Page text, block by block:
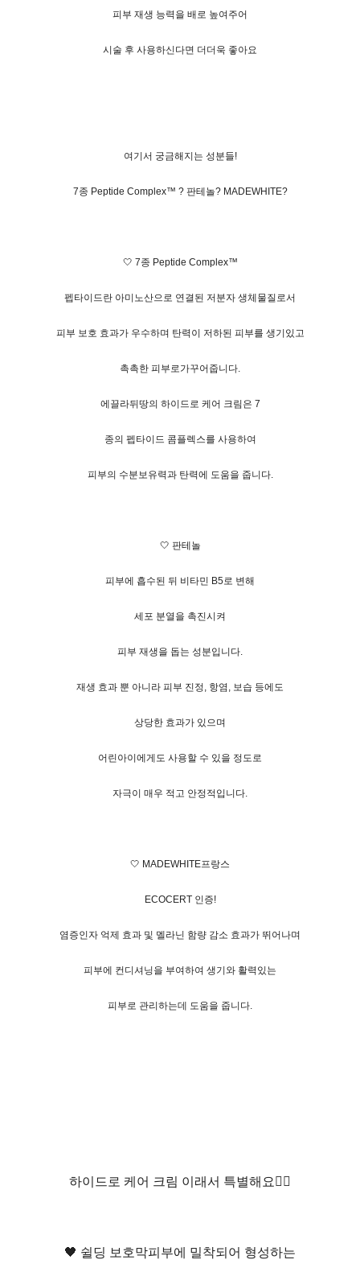
피부 재생 능력을 배로 높여주어
시술 후 사용하신다면 더더욱 좋아요
여기서 궁금해지는 성분들!
7종 Peptide Complex™ ? 판테놀? MADEWHITE?
🤍 7종 Peptide Complex™
펩타이드란 아미노산으로 연결된 저분자 생체물질로서
피부 보호 효과가 우수하며 탄력이 저하된 피부를 생기있고
촉촉한 피부로가꾸어줍니다.
에끌라뒤땅의 하이드로 케어 크림은 7
종의 펩타이드 콤플렉스를 사용하여
피부의 수분보유력과 탄력에 도움을 줍니다.
🤍 판테놀
피부에 흡수된 뒤 비타민 B5로 변해
세포 분열을 촉진시켜
피부 재생을 돕는 성분입니다.
재생 효과 뿐 아니라 피부 진정, 항염, 보습 등에도
상당한 효과가 있으며
어린아이에게도 사용할 수 있을 정도로
자극이 매우 적고 안정적입니다.
🤍 MADEWHITE프랑스
ECOCERT 인증!
염증인자 억제 효과 및 멜라닌 함량 감소 효과가 뛰어나며
피부에 컨디셔닝을 부여하여 생기와 활력있는
피부로 관리하는데 도움을 줍니다.
하이드로 케어 크림 이래서 특별해요🙆‍♀️
🖤 쉴딩 보호막피부에 밀착되어 형성하는